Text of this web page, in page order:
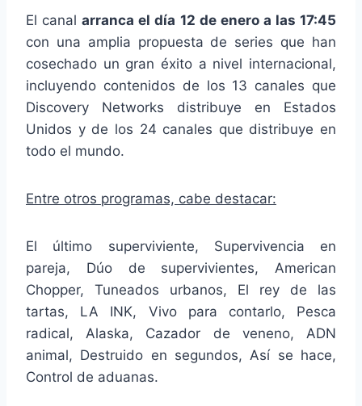
El canalarranca el día 12 de enero a las 17:45
con una amplia propuesta de series que han
cosechado un gran éxito a nivel internacional,
incluyendo contenidos de los 13 canales que
Discovery Networks distribuye en Estados
Unidos y de los 24 canales que distribuye en
todo el mundo.
Entre otros programas, cabe destacar:
El último superviviente, Supervivencia en
pareja, Dúo de supervivientes, American
Chopper, Tuneados urbanos, El rey de las
tartas, LA INK, Vivo para contarlo, Pesca
radical, Alaska, Cazador de veneno, ADN
animal, Destruido en segundos, Así se hace,
Control de aduanas.